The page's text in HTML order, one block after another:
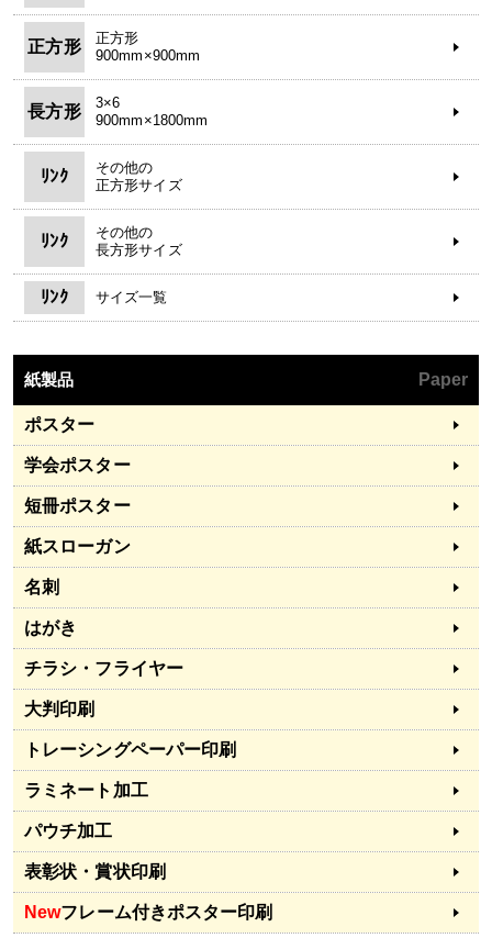
正方形
正方形
900mm×900mm
長方形
3×6
900mm×1800mm
ﾘﾝｸ
その他の
正方形サイズ
ﾘﾝｸ
その他の
長方形サイズ
ﾘﾝｸ サイズ一覧
紙製品 Paper
ポスター
学会ポスター
短冊ポスター
紙スローガン
名刺
はがき
チラシ・フライヤー
大判印刷
トレーシングペーパー印刷
ラミネート加工
パウチ加工
表彰状・賞状印刷
Newフレーム付きポスター印刷